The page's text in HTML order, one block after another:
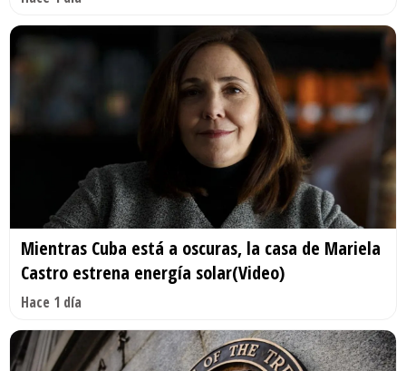
Mientras Cuba está a oscuras, la casa de Mariela
Castro estrena energía solar(Video)
Hace 1 día